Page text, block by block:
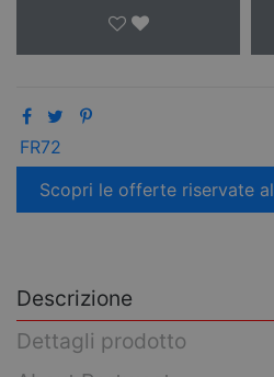
FR72
Scopri le offerte riservate
Descrizione
Dettagli prodotto